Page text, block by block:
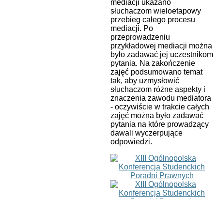
mediacji ukazano
słuchaczom wieloetapowy
przebieg całego procesu
mediacji. Po
przeprowadzeniu
przykładowej mediacji można
było zadawać jej uczestnikom
pytania. Na zakończenie
zajęć podsumowano temat
tak, aby uzmysłowić
słuchaczom różne aspekty i
znaczenia zawodu mediatora
- oczywiście w trakcie całych
zajęć można było zadawać
pytania na które prowadzący
dawali wyczerpujące
odpowiedzi.